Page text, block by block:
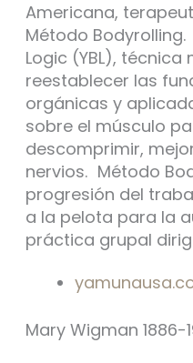
Americana,
Método
Logic (YBL),
reestablecer las
orgánicas y
sobre el músculo
descomprimir,
nervios. Método
progresión del
a la pelota para la
práctica grupal
Mary Wigman 1886-